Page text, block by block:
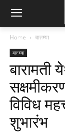
Home बातम्या
बातम्या
बारामती
विविध
शुभारंभ